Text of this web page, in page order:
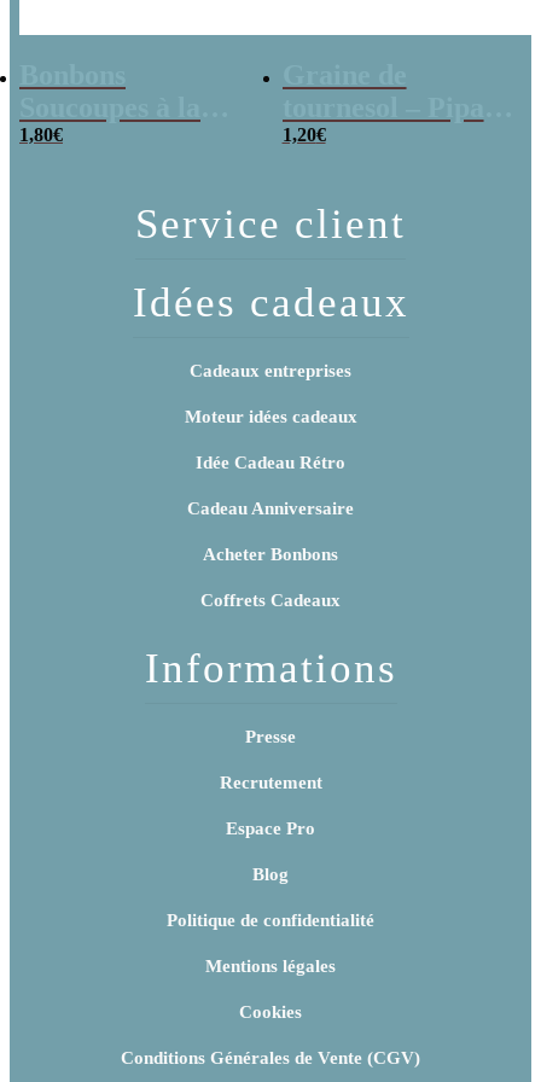
poudre (x20)
1,80€
x 3
1,20€
Service client
Idées cadeaux
Cadeaux entreprises
Moteur idées cadeaux
Idée Cadeau Rétro
Cadeau Anniversaire
Acheter Bonbons
Coffrets Cadeaux
Informations
Presse
Recrutement
Espace Pro
Blog
Politique de confidentialité
Mentions légales
Cookies
Conditions Générales de Vente (CGV)